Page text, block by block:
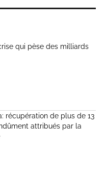
qui pèse des milliards
récupération de plus de 13
attribués par la